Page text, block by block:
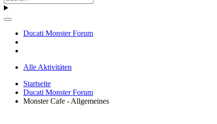
Ducati Monster Forum
Alle Aktivitäten
Startseite
Ducati Monster Forum
Monster Cafe - Allgemeines